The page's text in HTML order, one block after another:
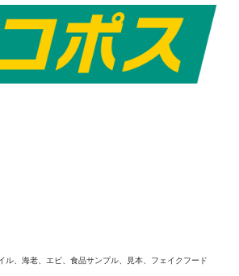
ル、海老、エビ、食品サンプル、見本、フェイクフード